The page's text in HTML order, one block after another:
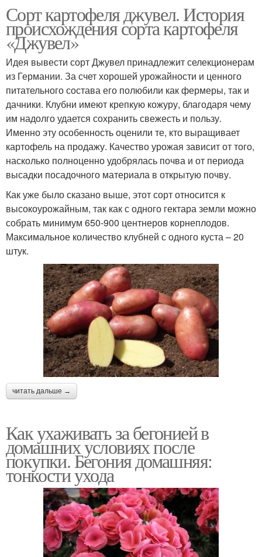
Сорт картофеля джувел. История
происхождения сорта картофеля
«Джувел»
Идея вывести сорт Джувел принадлежит селекционерам
из Германии. За счет хорошей урожайности и ценного
питательного состава его полюбили как фермеры, так и
дачники. Клубни имеют крепкую кожуру, благодаря чему
им надолго удается сохранить свежесть и пользу.
Именно эту особенность оценили те, кто выращивает
картофель на продажу. Качество урожая зависит от того,
насколько полноценно удобрялась почва и от периода
высадки посадочного материала в открытую почву.
Как уже было сказано выше, этот сорт относится к
высокоурожайным, так как с одного гектара земли можно
собрать минимум 650-900 центнеров корнеплодов.
Максимальное количество клубней с одного куста – 20
штук.
читать дальше →
Как ухаживать за бегонией в
домашних условиях после
покупки. Бегония домашняя:
тонкости ухода